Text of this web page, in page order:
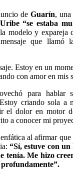
de Guarín, una
“se estaba
modelo y expareja
que llamó
Estoy en un
con amor en mis
para hablar
criando sola
el dolor en motor
a conocer mi
al afirmar
“Sí, estuve con
tenía. Me hizo